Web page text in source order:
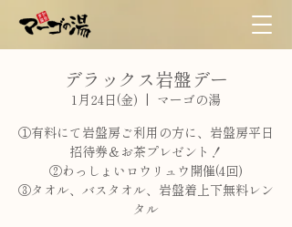
デラックス岩盤デー
1月24日(金)
  |
マーゴの湯
①有料にて岩盤房ご利用の方に、岩盤房平日
招待券＆お茶プレゼント！
②わっしょいロウリュウ開催(4回)
③タオル、バスタオル、岩盤着上下無料レン
タル